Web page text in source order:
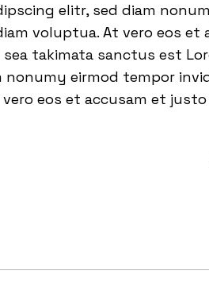
elitr, sed diam
voluptua. At vero eos
takimata sanctus est
eirmod tempor
eos et accusam et